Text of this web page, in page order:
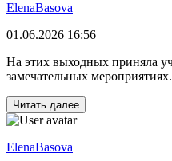
ElenaBasova
01.06.2026 16:56
На этих выходных приняла
замечательных
Читать далее
ElenaBasova